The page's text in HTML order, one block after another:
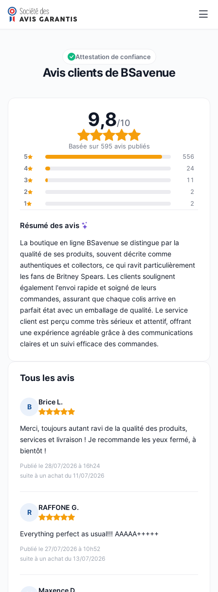
BSavenue
Note globale : 9,8 sur 10
9,8/10
Avis clients de BSavenue
Attestation de confiance
9,8/10
Note globale : 9,8 sur
Basée sur 595 avis publiés
5
556
4
24
3
11
2
2
1
2
Résumé des avis
La boutique en ligne BSavenue se distingue par la
qualité de ses produits, souvent décrite comme
authentiques et collectors, ce qui ravit particulièrement
les fans de Britney Spears. Les clients soulignent
également l'envoi rapide et soigné de leurs
commandes, assurant que chaque colis arrive en
parfait état avec un emballage de qualité. Le service
client est perçu comme très sérieux et attentif, offrant
une expérience agréable grâce à des communications
claires et un suivi efficace des commandes.
Tous les avis
B
Brice L.
Note : 5 sur 5
Publié le 28/07/2026 à 16h24
suite à un achat du 11/07/2026
Merci, toujours autant ravi de la qualité des produits,
services et livraison ! Je recommande les yeux fermé, à
bientôt !
R
RAFFONE G.
Note : 5 sur 5
Publié le 27/07/2026 à 10h52
suite à un achat du 13/07/2026
Everything perfect as usual!!! AAAAA+++++